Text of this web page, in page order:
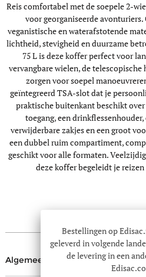
Reis comfortabel met de soepele 2-
voor georganiseerde avonturiers.
veganistische en waterafstotende
lichtheid, stevigheid en duurzame
75 L is deze koffer perfect voor
vervangbare wielen, de
zorgen voor soepel
geïntegreerd TSA-slot dat je
praktische buitenkant beschikt
toegang, een
verwijderbare zakjes en een groot
een dubbel ruim compartiment,
geschikt voor alle formaten.
deze koffer begeleidt je
Algemeen
Bestellingen op
geleverd in volgende
de levering in een